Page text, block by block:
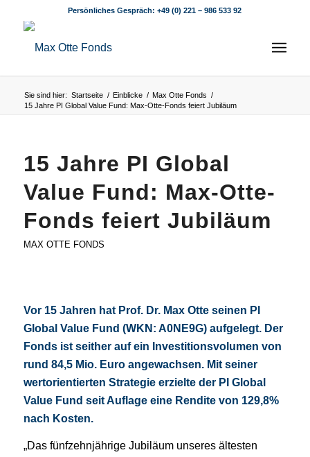
Persönliches Gespräch:+49 (0) 221 – 986 533 92
Sie sind hier: Startseite / Einblicke / Max Otte Fonds /
15 Jahre PI Global Value Fund: Max-Otte-Fonds feiert Jubiläum
15 Jahre PI Global
Value Fund: Max-Otte-
Fonds feiert Jubiläum
MAX OTTE FONDS
Vor 15 Jahren hat Prof. Dr. Max Otte seinen PI
Global Value Fund (WKN: A0NE9G) aufgelegt. Der
Fonds ist seither auf ein Investitionsvolumen von
rund 84,5 Mio. Euro angewachsen. Mit seiner
wertorientierten Strategie erzielte der PI Global
Value Fund seit Auflage eine Rendite von 129,8%
nach Kosten.
„Das fünfzehnjährige Jubiläum unseres ältesten